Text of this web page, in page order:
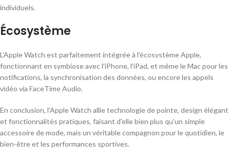
individuels.
Écosystème
L'Apple Watch est parfaitement intégrée à l'écosystème Apple,
fonctionnant en symbiose avec l'iPhone, l'iPad, et même le Mac pour les
notifications, la synchronisation des données, ou encore les appels
vidéo via FaceTime Audio.
En conclusion, l'Apple Watch allie technologie de pointe, design élégant
et fonctionnalités pratiques, faisant d'elle bien plus qu'un simple
accessoire de mode, mais un véritable compagnon pour le quotidien, le
bien-être et les performances sportives.